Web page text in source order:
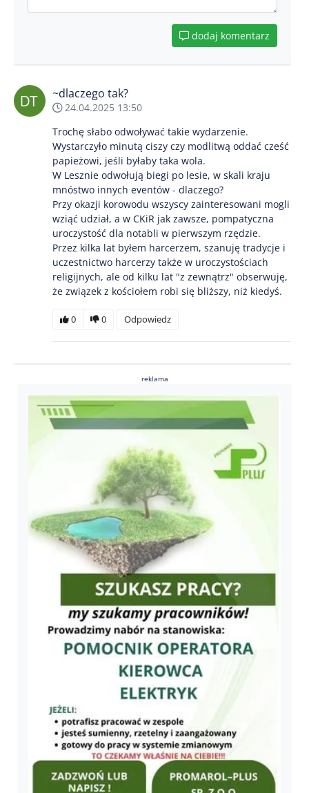
dodaj komentarz
~dlaczego tak?
24.04.2025 13:50
Trochę słabo odwoływać takie wydarzenie.
Wystarczyło minutą ciszy czy modlitwą oddać cześć
papieżowi, jeśli byłaby taka wola.
W Lesznie odwołują biegi po lesie, w skali kraju
mnóstwo innych eventów - dlaczego?
Przy okazji korowodu wszyscy zainteresowani mogli
wziąć udział, a w CKiR jak zawsze, pompatyczna
uroczystość dla notabli w pierwszym rzędzie.
Przez kilka lat byłem harcerzem, szanuję tradycje i
uczestnictwo harcerzy także w uroczystościach
religijnych, ale od kilku lat "z zewnątrz" obserwuję,
że związek z kościołem robi się bliższy, niż kiedyś.
0 0 Odpowiedz
reklama